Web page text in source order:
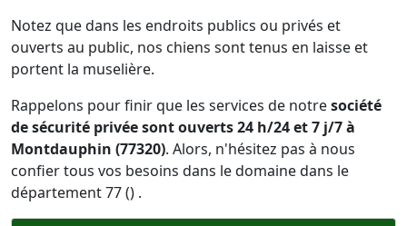
Notez que dans les endroits publics ou privés et
ouverts au public, nos chiens sont tenus en laisse et
portent la muselière.
Rappelons pour finir que les services de notresociété
de sécurité privée sont ouverts 24 h/24 et 7 j/7 à
Montdauphin (77320). Alors, n'hésitez pas à nous
confier tous vos besoins dans le domaine dans le
département 77 () .